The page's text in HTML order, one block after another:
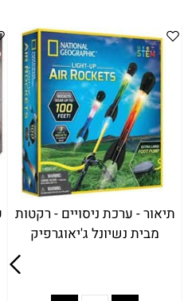
תיאור - ערכת ניסויים - רקטות
מבית נשיונל ג'יאוגרפיק